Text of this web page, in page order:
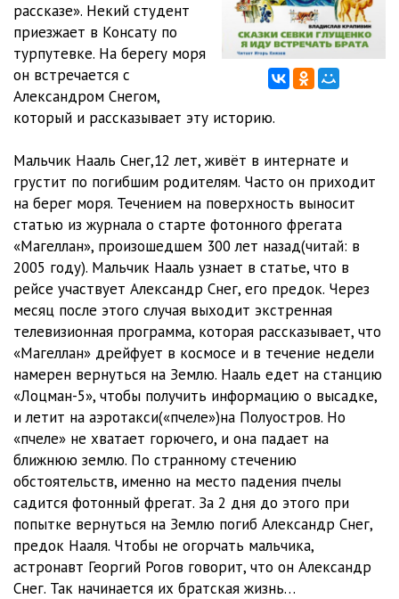
рассказе». Некий студент
приезжает в Консату по
турпутевке. На берегу моря
он встречается с
Александром Снегом,
который и рассказывает эту историю.
Мальчик Нааль Снег,12 лет, живёт в интернате и
грустит по погибшим родителям. Часто он приходит
на берег моря. Течением на поверхность выносит
статью из журнала о старте фотонного фрегата
«Магеллан», произошедшем 300 лет назад(читай: в
2005 году). Мальчик Нааль узнает в статье, что в
рейсе участвует Александр Снег, его предок. Через
месяц после этого случая выходит экстренная
телевизионная программа, которая рассказывает, что
«Магеллан» дрейфует в космосе и в течение недели
намерен вернуться на Землю. Нааль едет на станцию
«Лоцман-5», чтобы получить информацию о высадке,
и летит на аэротакси(«пчеле»)на Полуостров. Но
«пчеле» не хватает горючего, и она падает на
ближнюю землю. По странному стечению
обстоятельств, именно на место падения пчелы
садится фотонный фрегат. За 2 дня до этого при
попытке вернуться на Землю погиб Александр Снег,
предок Нааля. Чтобы не огорчать мальчика,
астронавт Георгий Рогов говорит, что он Александр
Снег. Так начинается их братская жизнь…